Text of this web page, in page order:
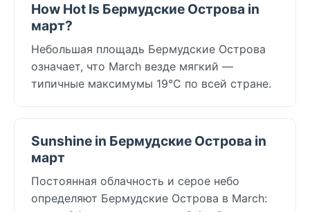
How Hot Is Бермудские Острова in
март?
Небольшая площадь Бермудские Острова
означает, что March везде мягкий —
типичные максимумы 19°C по всей стране.
Sunshine in Бермудские Острова in
март
Постоянная облачность и серое небо
определяют Бермудские Острова в March: